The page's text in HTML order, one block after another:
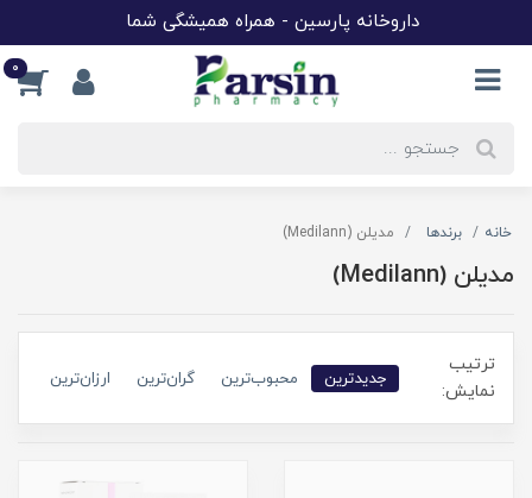
داروخانه پارسین - همراه همیشگی شما
0
خانه برندها مدیلن (Medilann)
مدیلن (Medilann)
ترتیب
نمایش:
جدیدترین محبوب‌ترین گران‌ترین ارزان‌ترین